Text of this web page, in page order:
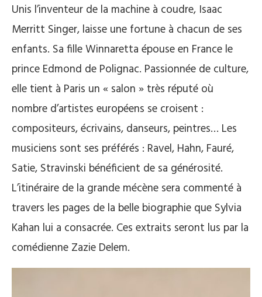
Unis l’inventeur de la machine à coudre, Isaac
Merritt Singer, laisse une fortune à chacun de ses
enfants. Sa fille Winnaretta épouse en France le
prince Edmond de Polignac. Passionnée de culture,
elle tient à Paris un « salon » très réputé où
nombre d’artistes européens se croisent :
compositeurs, écrivains, danseurs, peintres… Les
musiciens sont ses préférés : Ravel, Hahn, Fauré,
Satie, Stravinski bénéficient de sa générosité.
L’itinéraire de la grande mécène sera commenté à
travers les pages de la belle biographie que Sylvia
Kahan lui a consacrée. Ces extraits seront lus par la
comédienne Zazie Delem.